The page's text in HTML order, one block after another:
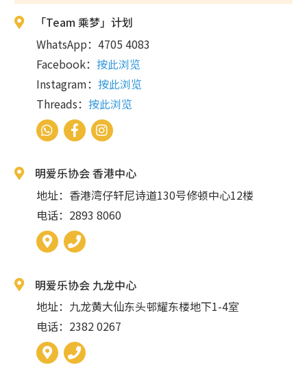
「Team 乘梦」计划
WhatsApp：4705 4083
Facebook： 按此浏览
Instagram： 按此浏览
Threads： 按此浏览
明爱乐协会 香港中心
地址：香港湾仔轩尼诗道130号修顿中心12楼
电话：2893 8060
明爱乐协会 九龙中心
地址：九龙黄大仙东头邨耀东楼地下1-4室
电话：2382 0267